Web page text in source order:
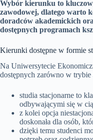
Wybór kierunku to
zawodowej, dlatego warto
doradców akademickich
dostępnych programach
Kierunki dostępne w formie
Na Uniwersytecie
dostępnych zarówno w trybie
studia stacjonarne to
odbywającymi się w
z kolei opcja
doskonała dla osób,
dzięki temu studenci